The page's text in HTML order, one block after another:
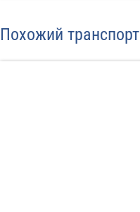
Похожий транспорт